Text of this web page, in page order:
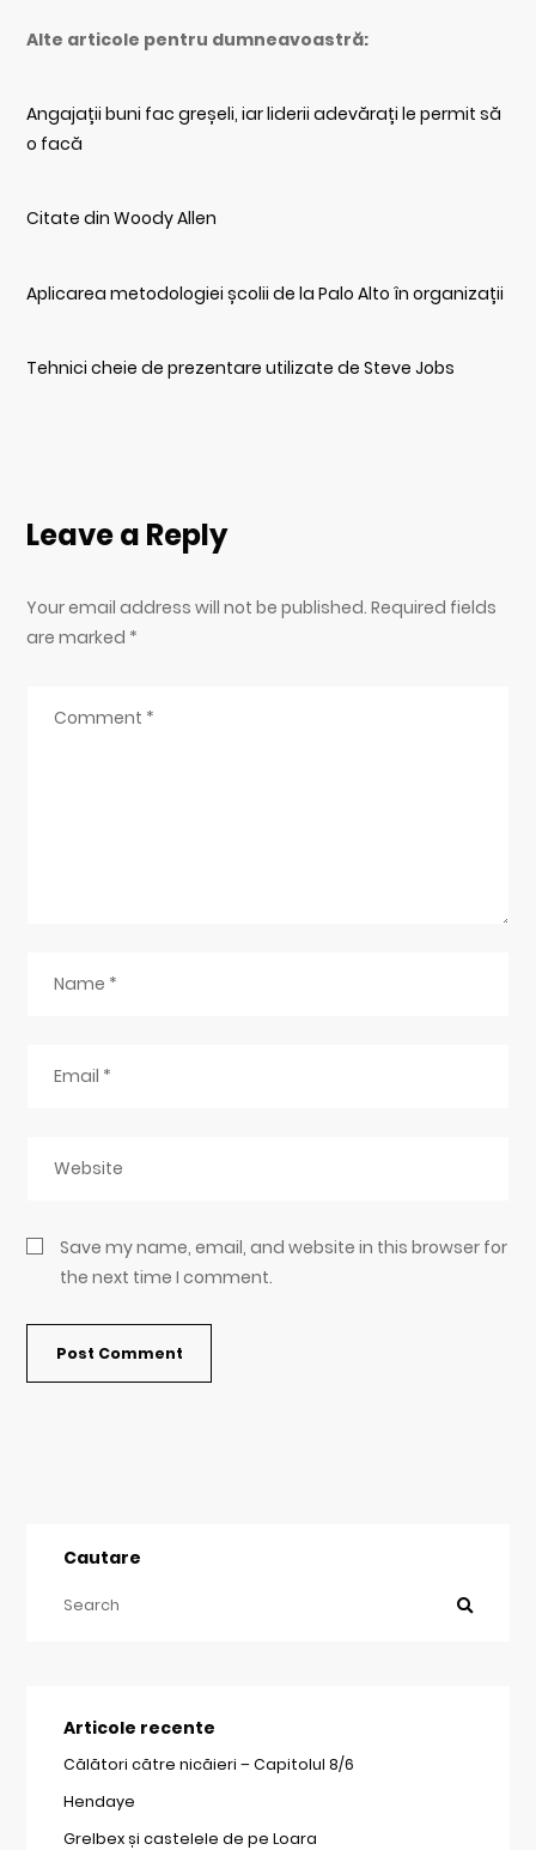
Alte articole pentru dumneavoastră:
Angajații buni fac greșeli, iar liderii adevărați le permit să
o facă
Citate din Woody Allen
Aplicarea metodologiei școlii de la Palo Alto în organizații
Tehnici cheie de prezentare utilizate de Steve Jobs
Leave a Reply
Your email address will not be published. Required fields
are marked *
Save my name, email, and website in this browser for
the next time I comment.
Cautare
Articole recente
Călători către nicăieri – Capitolul 8/6
Hendaye
Grelbex și castelele de pe Loara